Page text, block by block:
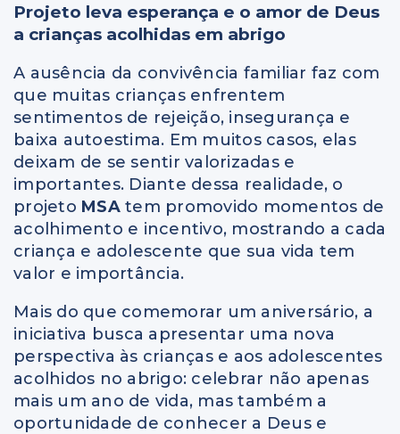
Projeto leva esperança e o amor de Deus
a crianças acolhidas em abrigo
A ausência da convivência familiar faz com
que muitas crianças enfrentem
sentimentos de rejeição, insegurança e
baixa autoestima. Em muitos casos, elas
deixam de se sentir valorizadas e
importantes. Diante dessa realidade, o
projeto MSAtem promovido momentos de
acolhimento e incentivo, mostrando a cada
criança e adolescente que sua vida tem
valor e importância.
Mais do que comemorar um aniversário, a
iniciativa busca apresentar uma nova
perspectiva às crianças e aos adolescentes
acolhidos no abrigo: celebrar não apenas
mais um ano de vida, mas também a
oportunidade de conhecer a Deus e